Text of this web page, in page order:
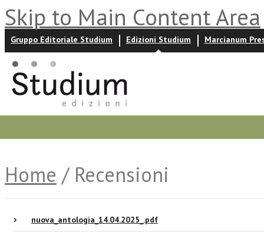
Skip to Main Content Area
Gruppo Editoriale Studium Edizioni Studium Marcianum
Home / Recensioni
nuova_antologia_14.04.2025_.pdf